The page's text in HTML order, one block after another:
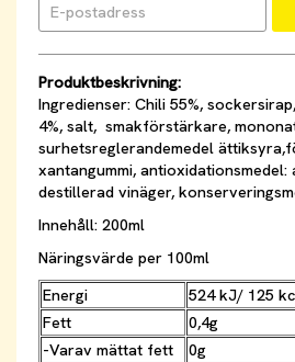
Produktbeskrivning:
Ingredienser: Chili 55%,
4%, salt, smakförstärkare,
surhetsreglerandemedel
xantangummi, antioxidationsmedel:
destillerad vinäger,
Innehåll: 200ml
Näringsvärde per 100ml
Energi
524 kJ/ 125
Fett
0,4g
-Varav mättat fett
0g